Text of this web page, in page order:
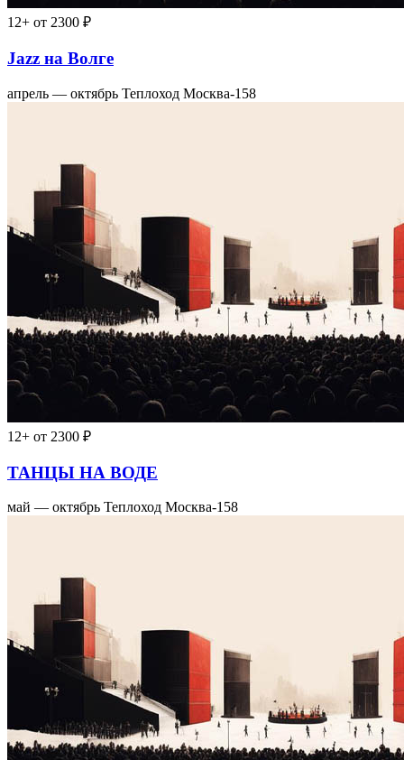
12+ от 2300 ₽
Jazz на Волге
апрель — октябрь Теплоход Москва-158
12+ от 2300 ₽
ТАНЦЫ НА ВОДЕ
май — октябрь Теплоход Москва-158